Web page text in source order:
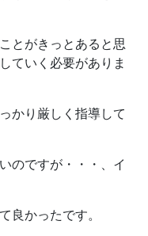
とがきっとあると思
ていく必要がありま
かり厳しく指導して
のですが・・・、イ
良かったです。